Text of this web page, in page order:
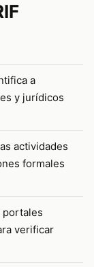
a
y jurídicos
actividades
formales
portales
verificar